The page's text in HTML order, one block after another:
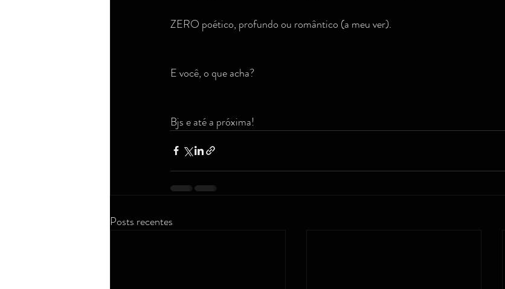
ZERO poético, profundo ou romântico (a meu ver).
E você, o que acha?
Bjs e até a próxima!
Posts recentes